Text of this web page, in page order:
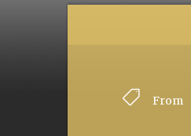
From